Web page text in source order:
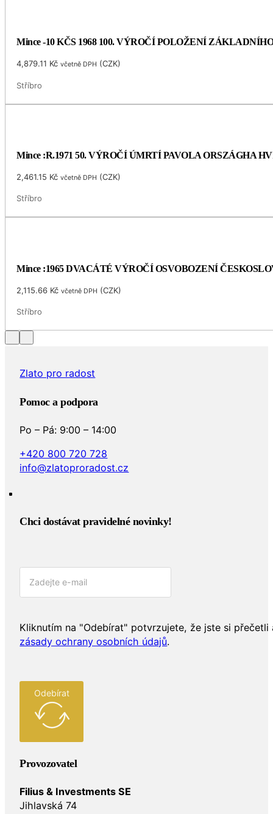
Mince -10 KČS 1968 100. VÝROČÍ POLOŽENÍ
4,879.11 Kč včetně DPH (CZK)
Stříbro
Mince :R.1971 50. VÝROČÍ ÚMRTÍ PAVOLA ORSZÁGHA
2,461.15 Kč včetně DPH (CZK)
Stříbro
Mince :1965 DVACÁTÉ VÝROČÍ OSVOBOZENÍ
2,115.66 Kč včetně DPH (CZK)
Stříbro
Zlato pro radost
Pomoc a podpora
Po – Pá: 9:00 – 14:00
+420 800 720 728
info@zlatoproradost.cz
Chci dostávat pravidelné novinky!​
Kliknutím na "Odebírat" potvrzujete, že jste si přečetli
zásady ochrany osobních údajů.
Odebírat
Provozovatel
Filius & Investments SE
Jihlavská 74